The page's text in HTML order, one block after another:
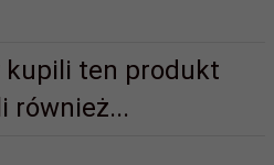
kupili ten produkt
również...